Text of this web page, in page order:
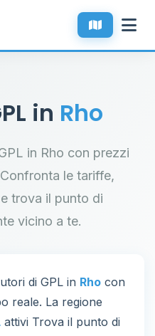
in Rho
in Rho con prezzi
le tariffe,
trova il punto di
vicino a te.
di GPL in Rho con
reale. La regione
attivi Trova il punto di